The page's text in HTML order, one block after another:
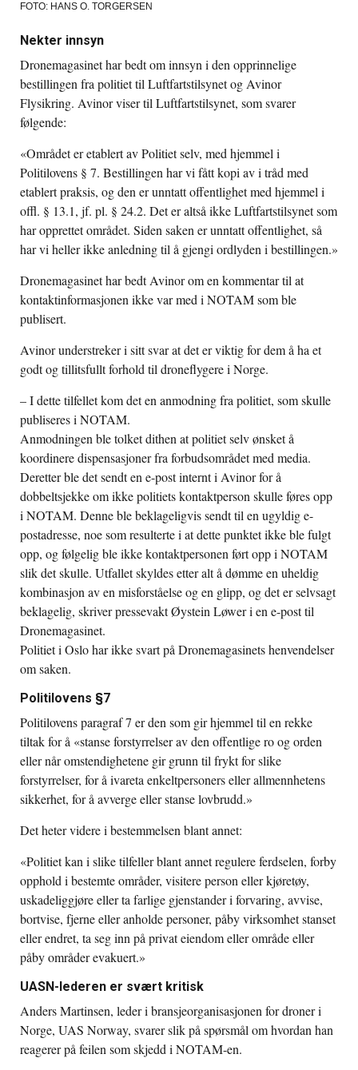
FOTO: HANS O. TORGERSEN
Nekter innsyn
Dronemagasinet har bedt om innsyn i den opprinnelige
bestillingen fra politiet til Luftfartstilsynet og Avinor
Flysikring. Avinor viser til Luftfartstilsynet, som svarer
følgende:
«Området er etablert av Politiet selv, med hjemmel i
Politilovens § 7. Bestillingen har vi fått kopi av i tråd med
etablert praksis, og den er unntatt offentlighet med hjemmel i
offl. § 13.1, jf. pl. § 24.2. Det er altså ikke Luftfartstilsynet som
har opprettet området. Siden saken er unntatt offentlighet, så
har vi heller ikke anledning til å gjengi ordlyden i bestillingen.»
Dronemagasinet har bedt Avinor om en kommentar til at
kontaktinformasjonen ikke var med i NOTAM som ble
publisert.
Avinor understreker i sitt svar at det er viktig for dem å ha et
godt og tillitsfullt forhold til droneflygere i Norge.
– I dette tilfellet kom det en anmodning fra politiet, som skulle
publiseres i NOTAM.
Anmodningen ble tolket dithen at politiet selv ønsket å
koordinere dispensasjoner fra forbudsområdet med media.
Deretter ble det sendt en e-post internt i Avinor for å
dobbeltsjekke om ikke politiets kontaktperson skulle føres opp
i NOTAM. Denne ble beklageligvis sendt til en ugyldig e-
postadresse, noe som resulterte i at dette punktet ikke ble fulgt
opp, og følgelig ble ikke kontaktpersonen ført opp i NOTAM
slik det skulle. Utfallet skyldes etter alt å dømme en uheldig
kombinasjon av en misforståelse og en glipp, og det er selvsagt
beklagelig, skriver pressevakt Øystein Løwer i en e-post til
Dronemagasinet.
Politiet i Oslo har ikke svart på Dronemagasinets henvendelser
om saken.
Politilovens §7
Politilovens paragraf 7 er den som gir hjemmel til en rekke
tiltak for å «stanse forstyrrelser av den offentlige ro og orden
eller når omstendighetene gir grunn til frykt for slike
forstyrrelser, for å ivareta enkeltpersoners eller allmennhetens
sikkerhet, for å avverge eller stanse lovbrudd.»
Det heter videre i bestemmelsen blant annet:
«Politiet kan i slike tilfeller blant annet regulere ferdselen, forby
opphold i bestemte områder, visitere person eller kjøretøy,
uskadeliggjøre eller ta farlige gjenstander i forvaring, avvise,
bortvise, fjerne eller anholde personer, påby virksomhet stanset
eller endret, ta seg inn på privat eiendom eller område eller
påby områder evakuert.»
UASN-lederen er svært kritisk
Anders Martinsen, leder i bransjeorganisasjonen for droner i
Norge, UAS Norway, svarer slik på spørsmål om hvordan han
reagerer på feilen som skjedd i NOTAM-en.